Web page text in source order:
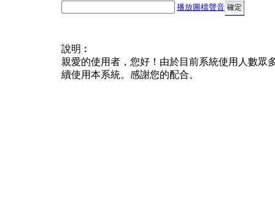
播放圖檔聲音
說明︰
親愛的使用者，您好！由於目前系統使用人數眾
續使用本系統。感謝您的配合。